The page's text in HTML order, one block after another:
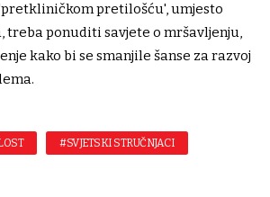
pretilošću', umjesto
treba ponuditi savjete o mršavljenju,
kako bi se smanjile šanse za razvoj
#SVJETSKI STRUČNJACI